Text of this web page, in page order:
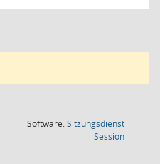
Software:Sitzungsdienst
Session(Wird in